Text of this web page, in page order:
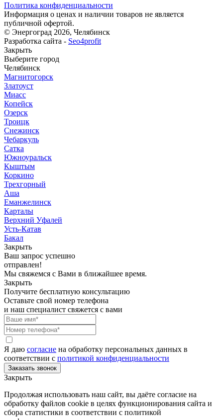
Политика конфиденциальности
Информация о ценах и наличии товаров не является
публичной офертой.
© Энергоград 2026, Челябинск
Разработка сайта - Seo4profit
Закрыть
Выберите город
Челябинск
Магнитогорск
Златоуст
Миасс
Копейск
Озерск
Троицк
Снежинск
Чебаркуль
Сатка
Южноуральск
Кыштым
Коркино
Трехгорный
Аша
Еманжелинск
Карталы
Верхний Уфалей
Усть-Катав
Бакал
Закрыть
Ваш запрос успешно
отправлен!
Мы свяжемся с Вами в ближайшее время.
Закрыть
Получите бесплатную консультацию
Оставьте свой номер телефона
и наш специалист свяжется с вами
Я даю согласие на обработку персональных данных в
соответствии с политикой конфиденциальности
Закрыть
Продолжая использовать наш сайт, вы даёте согласие на
обработку файлов cookie в целях функционирования сайта и
сбора статистики в соответствии с политикой